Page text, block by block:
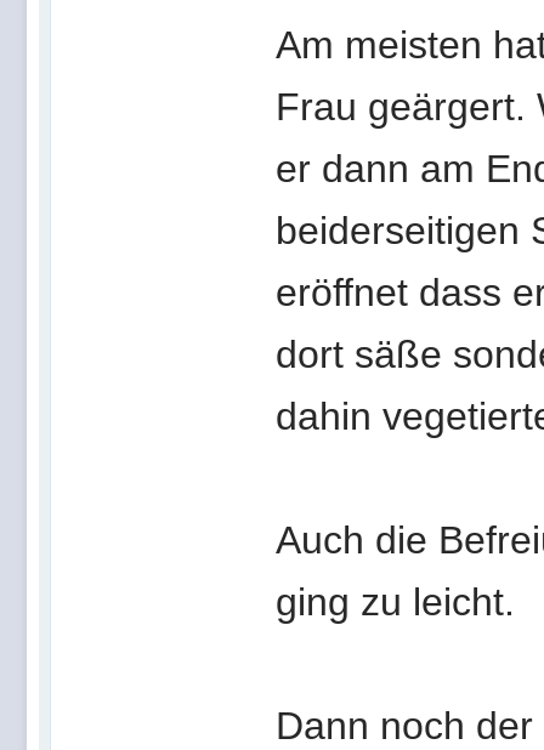
Am meisten
Frau geärgert.
er dann am
beiderseitigen
eröffnet dass
dort säße
dahin
Auch die
ging zu leicht.
Dann noch